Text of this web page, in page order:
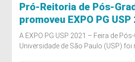
Pró-Reitoria de Pós-
promoveu EXPO PG USP
A EXPO PG USP 2021 – Feira de
Universidade de São Paulo (USP) foi